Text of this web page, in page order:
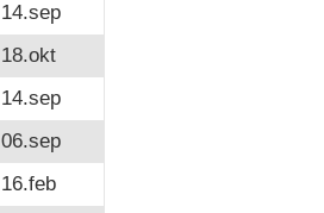
14.sep
18.okt
14.sep
06.sep
16.feb